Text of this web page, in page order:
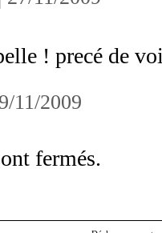
! precé de
11/2009
fermés.